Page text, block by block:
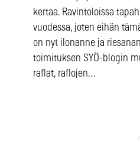
kertaa. Ravintoloissa
vuodessa, joten eihän
on nyt ilonanne ja
toimituksen SYÖ-blogin
raflat, raflojen…